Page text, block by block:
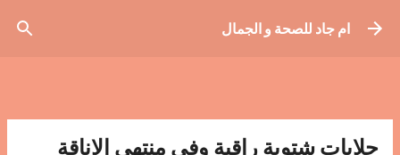
التخطي إلى المحتوى الرئيسيام جاد للصحة و الجمال
جلابات شتوية راقية وفي منتهى الاناقة